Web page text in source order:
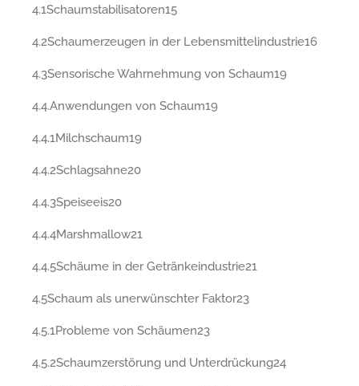
4.1Schaumstabilisatoren15
4.2Schaumerzeugen in der Lebensmittelindustrie16
4.3Sensorische Wahrnehmung von Schaum19
4.4.Anwendungen von Schaum19
4.4.1Milchschaum19
4.4.2Schlagsahne20
4.4.3Speiseeis20
4.4.4Marshmallow21
4.4.5Schäume in der Getränkeindustrie21
4.5Schaum als unerwünschter Faktor23
4.5.1Probleme von Schäumen23
4.5.2Schaumzerstörung und Unterdrückung24